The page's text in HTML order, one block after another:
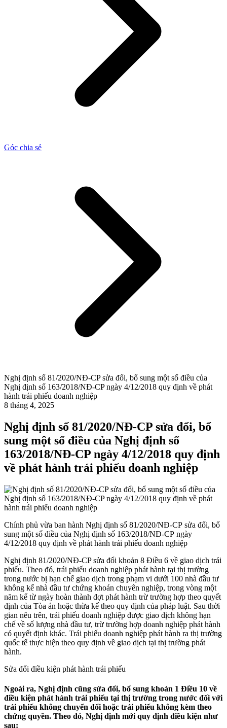
Góc chia sẻ
Nghị định số 81/2020/NĐ-CP sửa đổi, bổ sung một số điều của
Nghị định số 163/2018/NĐ-CP ngày 4/12/2018 quy định về phát
hành trái phiếu doanh nghiệp
8 tháng 4, 2025
Nghị định số 81/2020/NĐ-CP sửa đổi, bổ
sung một số điều của Nghị định số
163/2018/NĐ-CP ngày 4/12/2018 quy định
về phát hành trái phiếu doanh nghiệp
Chính phủ vừa ban hành Nghị định số 81/2020/NĐ-CP sửa đổi, bổ
sung một số điều của Nghị định số 163/2018/NĐ-CP ngày
4/12/2018 quy định về phát hành trái phiếu doanh nghiệp
Nghị định 81/2020/NĐ-CP sửa đổi khoản 8 Điều 6 về giao dịch trái
phiếu. Theo đó, trái phiếu doanh nghiệp phát hành tại thị trường
trong nước bị hạn chế giao dịch trong phạm vi dưới 100 nhà đầu tư
không kể nhà đầu tư chứng khoán chuyên nghiệp, trong vòng một
năm kể từ ngày hoàn thành đợt phát hành trừ trường hợp theo quyết
định của Tòa án hoặc thừa kế theo quy định của pháp luật. Sau thời
gian nêu trên, trái phiếu doanh nghiệp được giao dịch không hạn
chế về số lượng nhà đầu tư, trừ trường hợp doanh nghiệp phát hành
có quyết định khác. Trái phiếu doanh nghiệp phát hành ra thị trường
quốc tế thực hiện theo quy định về giao dịch tại thị trường phát
hành.
Sửa đổi điều kiện phát hành trái phiếu
Ngoài ra, Nghị định cũng sửa đổi, bổ sung khoản 1 Điều 10 về
điều kiện phát hành trái phiếu tại thị trường trong nước đối với
trái phiếu không chuyển đổi hoặc trái phiếu không kèm theo
chứng quyền. Theo đó, Nghị định mới quy định điều kiện như
sau: